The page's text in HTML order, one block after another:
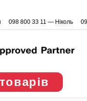
098 800 33 11 — Ніколь